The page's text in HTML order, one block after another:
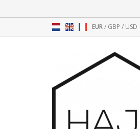
EUR/ GBP / USD